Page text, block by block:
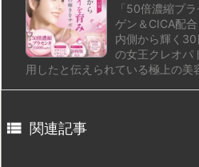
「50倍濃縮プ
ゲン＆CICA配
内側から輝く30
の女王クレオパ
用したと伝えられている極上の美
 関連記事